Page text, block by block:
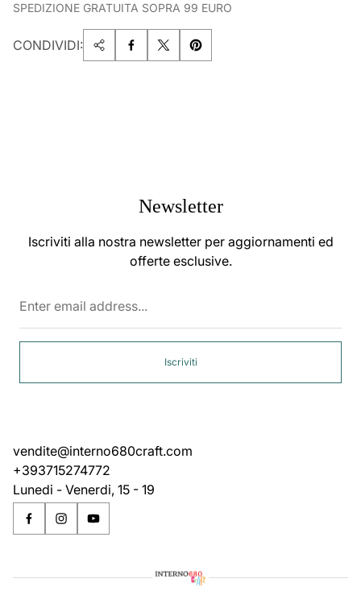
SPEDIZIONE GRATUITA SOPRA 99 EURO
CONDIVIDI:
Newsletter
Iscriviti alla nostra newsletter per aggiornamenti ed
offerte esclusive.
Iscriviti
vendite@interno680craft.com
+393715274772
Lunedi - Venerdi, 15 - 19